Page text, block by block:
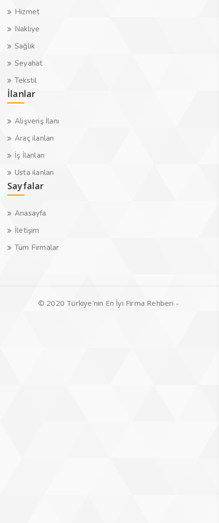
Hizmet
Nakliye
Sağlık
Seyahat
Tekstil
İlanlar
Alışveriş İlanı
Araç ilanları
İş İlanları
Usta ilanları
Sayfalar
Anasayfa
İletişim
Tüm Firmalar
© 2020 Türkiye'nin En İyi Firma Rehberi -